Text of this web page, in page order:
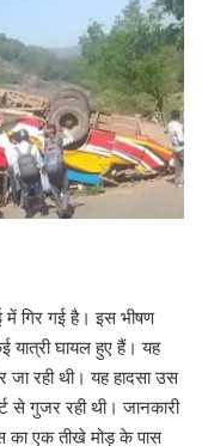
गिर गई है। इस भीषण
यात्री घायल हुए हैं। यह
रही थी। यह हादसा उस
से गुजर रही थी। जानकारी
का एक तीखे मोड़ के पास